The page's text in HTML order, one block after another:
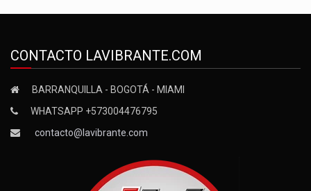
CONTACTO LAVIBRANTE.COM
BARRANQUILLA - BOGOTÁ - MIAMI
WHATSAPP +573004476795
contacto@lavibrante.com